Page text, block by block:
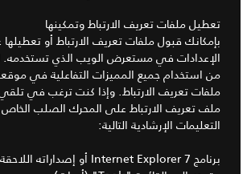
تعطيل ملفات تعريف الارتباط وتمكينها
بإمكانك قبول ملفات تعريف الارتباط أو
الإعدادات في مستعرض الويب الذي تستخدمه.
من استخدام جميع المميزات التفاعلية في
ملفات تعريف الارتباط. وإذا كنت ترغب في
ملف تعريف الارتباط على المحرك الصلب الخاص
التعليمات الإرشادية التالية:
برنامج Internet Explorer 7 أو إصداراته اللاحقة: